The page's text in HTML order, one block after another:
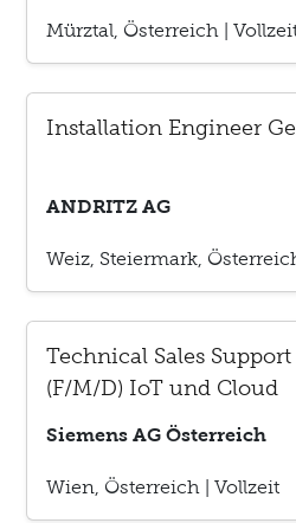
Mürztal, Österreich |
Installation Engineer
ANDRITZ AG
Weiz, Steiermark,
Technical Sales
(F/M/D) IoT und Cloud
Siemens AG Österreich
Wien, Österreich | Vollzeit